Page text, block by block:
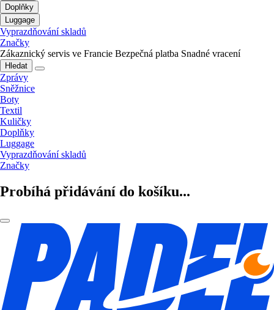
Doplňky
Luggage
Vyprazdňování skladů
Značky
Zákaznický servis ve Francie Bezpečná platba Snadné vracení
Hledat
Zprávy
Sněžnice
Boty
Textil
Kuličky
Doplňky
Luggage
Vyprazdňování skladů
Značky
Probíhá přidávání do košíku...